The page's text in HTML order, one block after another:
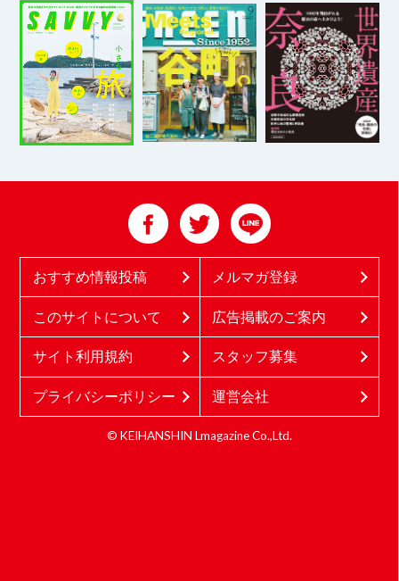
おすすめ情報投稿 メルマガ登録
このサイトについて 広告掲載のご案内
サイト利用規約 スタッフ募集
プライバシーポリシー 運営会社
© KEIHANSHIN Lmagazine Co.,Ltd.